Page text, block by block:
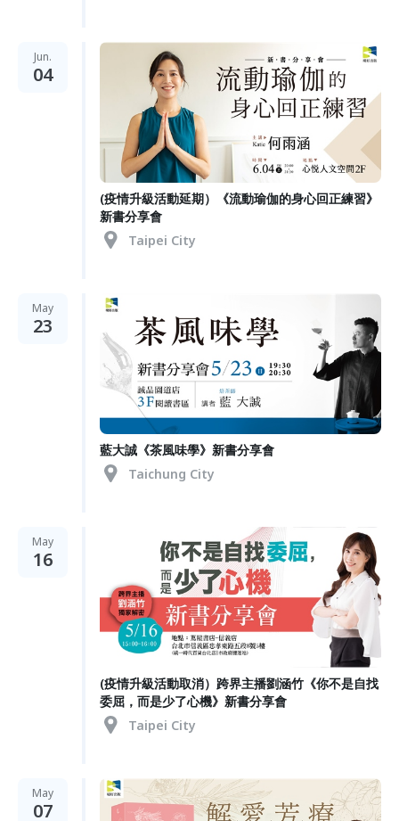
Jun.
04
(疫情升級活動延期）《流動瑜伽的身心回正練習》
新書分享會
Taipei City
May
23
藍大誠《茶風味學》新書分享會
Taichung City
May
16
(疫情升級活動取消）跨界主播劉涵竹《你不是自找
委屈，而是少了心機》新書分享會
Taipei City
May
07